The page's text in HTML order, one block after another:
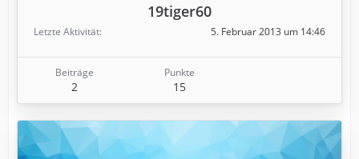
19tiger60
Letzte Aktivität 5. Februar 2013 um 14:46
Beiträge
2
Punkte
15